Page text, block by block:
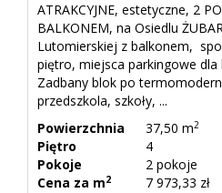
ATRAKCYJNE, estetyczne, 2
BALKONEM, na Osiedlu
Lutomierskiej z balkonem,
piętro, miejsca parkingowe
Zadbany blok po
przedszkola, szkoły, ...
Powierzchnia
37,50 m2
Piętro
4
Pokoje
2 pokoje
Cena za m2 7 973,33 zł